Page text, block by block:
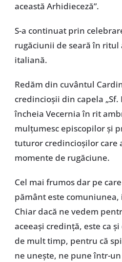
această Arhidieceză”.
S-a continuat prin
rugăciunii de seară în
italiană.
Redăm din cuvântul
credincioşii din capela „Sf.
încheia Vecernia în rit
mulţumesc episcopilor şi
tuturor credincioşilor care
momente de rugăciune.
Cel mai frumos dar pe
pământ este
Chiar dacă ne vedem
aceeaşi credinţă, este ca
de mult timp, pentru că
ne uneşte, ne pune într-